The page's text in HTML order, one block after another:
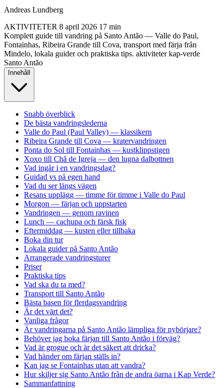
Andreas Lundberg
AKTIVITETER 8 april 2026 17 min
Komplett guide till vandring på Santo Antão — Valle do Paul,
Fontainhas, Ribeira Grande till Cova, transport med färja från
Mindelo, lokala guider och praktiska tips. aktiviteter kap-verde
Santo Antão
Innehåll
Snabb överblick
De bästa vandringslederna
Valle do Paul (Paul Valley) — klassikern
Ribeira Grande till Cova — kratervandringen
Ponta do Sol till Fontainhas — kustklippstigen
Xoxo till Chã de Igreja — den lugna dalbottnen
Vad ingår i en vandringsdag?
Guidad vs på egen hand
Vad du ser längs vägen
Resans upplägg — timme för timme i Valle do Paul
Morgon — färjan och uppstarten
Vandringen — genom ravinen
Lunch — cachupa och färsk fisk
Eftermiddag — kusten eller tillbaka
Boka din tur
Lokala guider på Santo Antão
Arrangerade vandringsturer
Priser
Praktiska tips
Vad ska du ta med?
Transport till Santo Antão
Bästa basen för flerdagsvandring
Är det värt det?
Vanliga frågor
Är vandringarna på Santo Antão lämpliga för nybörjare?
Behöver jag boka färjan till Santo Antão i förväg?
Vad är grogue och är det säkert att dricka?
Vad händer om färjan ställs in?
Kan jag se Fontainhas utan att vandra?
Hur skiljer sig Santo Antão från de andra öarna i Kap Verde?
Sammanfattning